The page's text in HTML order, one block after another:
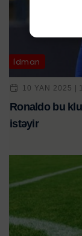
İdman
10 YAN 2025 |
Ronaldo bu
istəyir